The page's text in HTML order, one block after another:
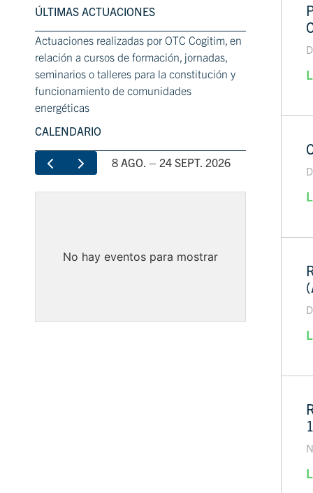
ÚLTIMAS ACTUACIONES
Actuaciones realizadas por OTC Cogitim, en
relación a cursos de formación, jornadas,
seminarios o talleres para la constitución y
funcionamiento de comunidades
energéticas
CALENDARIO
8 AGO. – 24 SEPT. 2026
No hay eventos para mostrar